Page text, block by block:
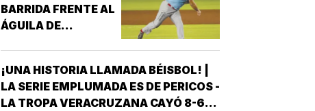
BARRIDA FRENTE AL
ÁGUILA DE
¡UNA HISTORIA LLAMADA BÉISBOL! |
LA SERIE EMPLUMADA ES DE PERICOS -
LA TROPA VERACRUZANA CAYÓ 8-6